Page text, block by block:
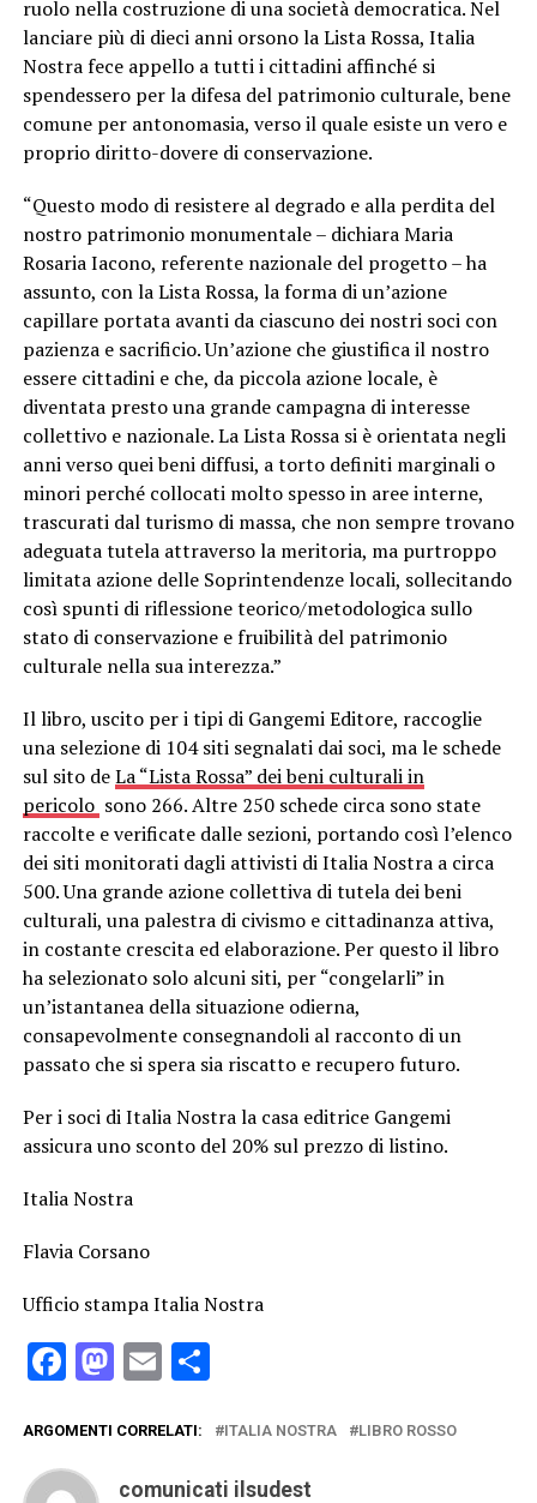
ruolo nella costruzione di una società democratica. Nel
lanciare più di dieci anni orsono la Lista Rossa, Italia
Nostra fece appello a tutti i cittadini affinché si
spendessero per la difesa del patrimonio culturale, bene
comune per antonomasia, verso il quale esiste un vero e
proprio diritto-dovere di conservazione.
“Questo modo di resistere al degrado e alla perdita del
nostro patrimonio monumentale – dichiara Maria
Rosaria Iacono, referente nazionale del progetto – ha
assunto, con la Lista Rossa, la forma di un’azione
capillare portata avanti da ciascuno dei nostri soci con
pazienza e sacrificio. Un’azione che giustifica il nostro
essere cittadini e che, da piccola azione locale, è
diventata presto una grande campagna di interesse
collettivo e nazionale. La Lista Rossa si è orientata negli
anni verso quei beni diffusi, a torto definiti marginali o
minori perché collocati molto spesso in aree interne,
trascurati dal turismo di massa, che non sempre trovano
adeguata tutela attraverso la meritoria, ma purtroppo
limitata azione delle Soprintendenze locali, sollecitando
così spunti di riflessione teorico/metodologica sullo
stato di conservazione e fruibilità del patrimonio
culturale nella sua interezza.”
Il libro, uscito per i tipi di Gangemi Editore, raccoglie
una selezione di 104 siti segnalati dai soci, ma le schede
sul sito deLa “Lista Rossa” dei beni culturali in
pericolo sono 266. Altre 250 schede circa sono state
raccolte e verificate dalle sezioni, portando così l’elenco
dei siti monitorati dagli attivisti di Italia Nostra a circa
500. Una grande azione collettiva di tutela dei beni
culturali, una palestra di civismo e cittadinanza attiva,
in costante crescita ed elaborazione. Per questo il libro
ha selezionato solo alcuni siti, per “congelarli” in
un’istantanea della situazione odierna,
consapevolmente consegnandoli al racconto di un
passato che si spera sia riscatto e recupero futuro.
Per i soci di Italia Nostra la casa editrice Gangemi
assicura uno sconto del 20% sul prezzo di listino.
Italia Nostra
Flavia Corsano
Ufficio stampa Italia Nostra
Facebook
Mastodon
EmailCondividi
ARGOMENTI CORRELATI: ITALIA NOSTRA LIBRO ROSSO
comunicati ilsudest